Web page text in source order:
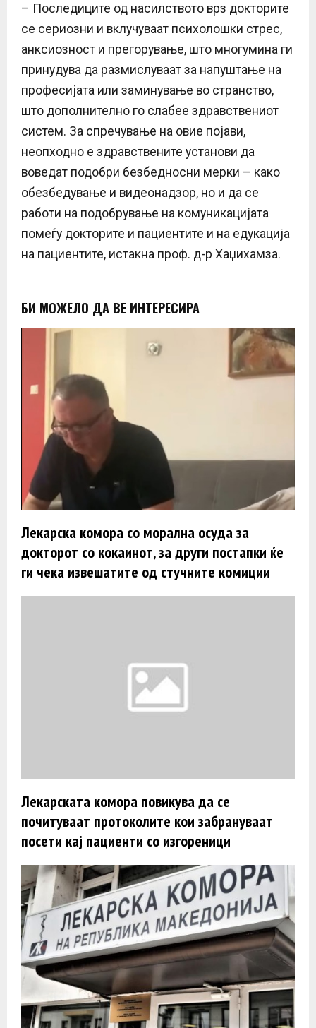
– Последиците од насилството врз докторите
се сериозни и вклучуваат психолошки стрес,
анксиозност и прегорување, што многумина ги
принудува да размислуваат за напуштање на
професијата или заминување во странство,
што дополнително го слабее здравствениот
систем. За спречување на овие појави,
неопходно е здравствените установи да
воведат подобри безбедносни мерки – како
обезбедување и видеонадзор, но и да се
работи на подобрување на комуникацијата
помеѓу докторите и пациентите и на едукација
на пациентите, истакна проф. д-р Хаџихамза.
БИ МОЖЕЛО ДА ВЕ ИНТЕРЕСИРА
Лекарска комора со морална осуда за
докторот со кокаинот, за други постапки ќе
ги чека извешатите од стучните комиции
Лекарската комора повикува да се
почитуваат протоколите кои забрануваат
посети кај пациенти со изгореници